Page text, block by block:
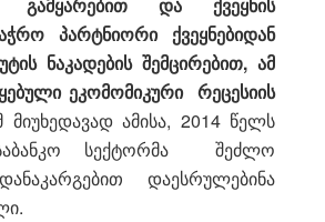
გამყარებით და ქვეყნის
პარტნიორი ქვეყნებიდან
ნაკადების შემცირებით, ამ
ეკომომიკური რეცესიის
მიუხედავად ამისა, 2014 წელს
სექტორმა შეძლო
დაესრულებინა